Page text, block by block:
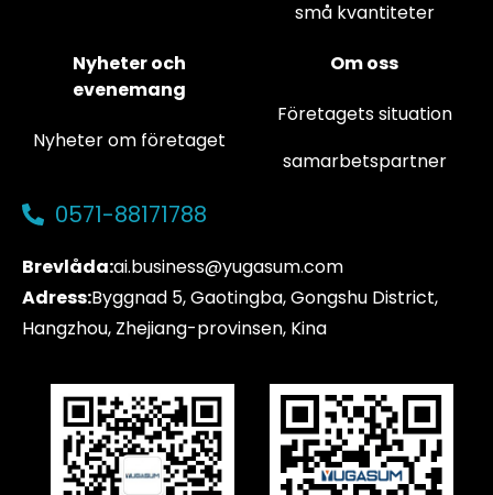
små kvantiteter
Nyheter och
evenemang
Nyheter om företaget
Om oss
Företagets situation
samarbetspartner
0571-88171788
Brevlåda:ai.business@yugasum.com
Adress:Byggnad 5, Gaotingba, Gongshu District,
Hangzhou, Zhejiang-provinsen, Kina